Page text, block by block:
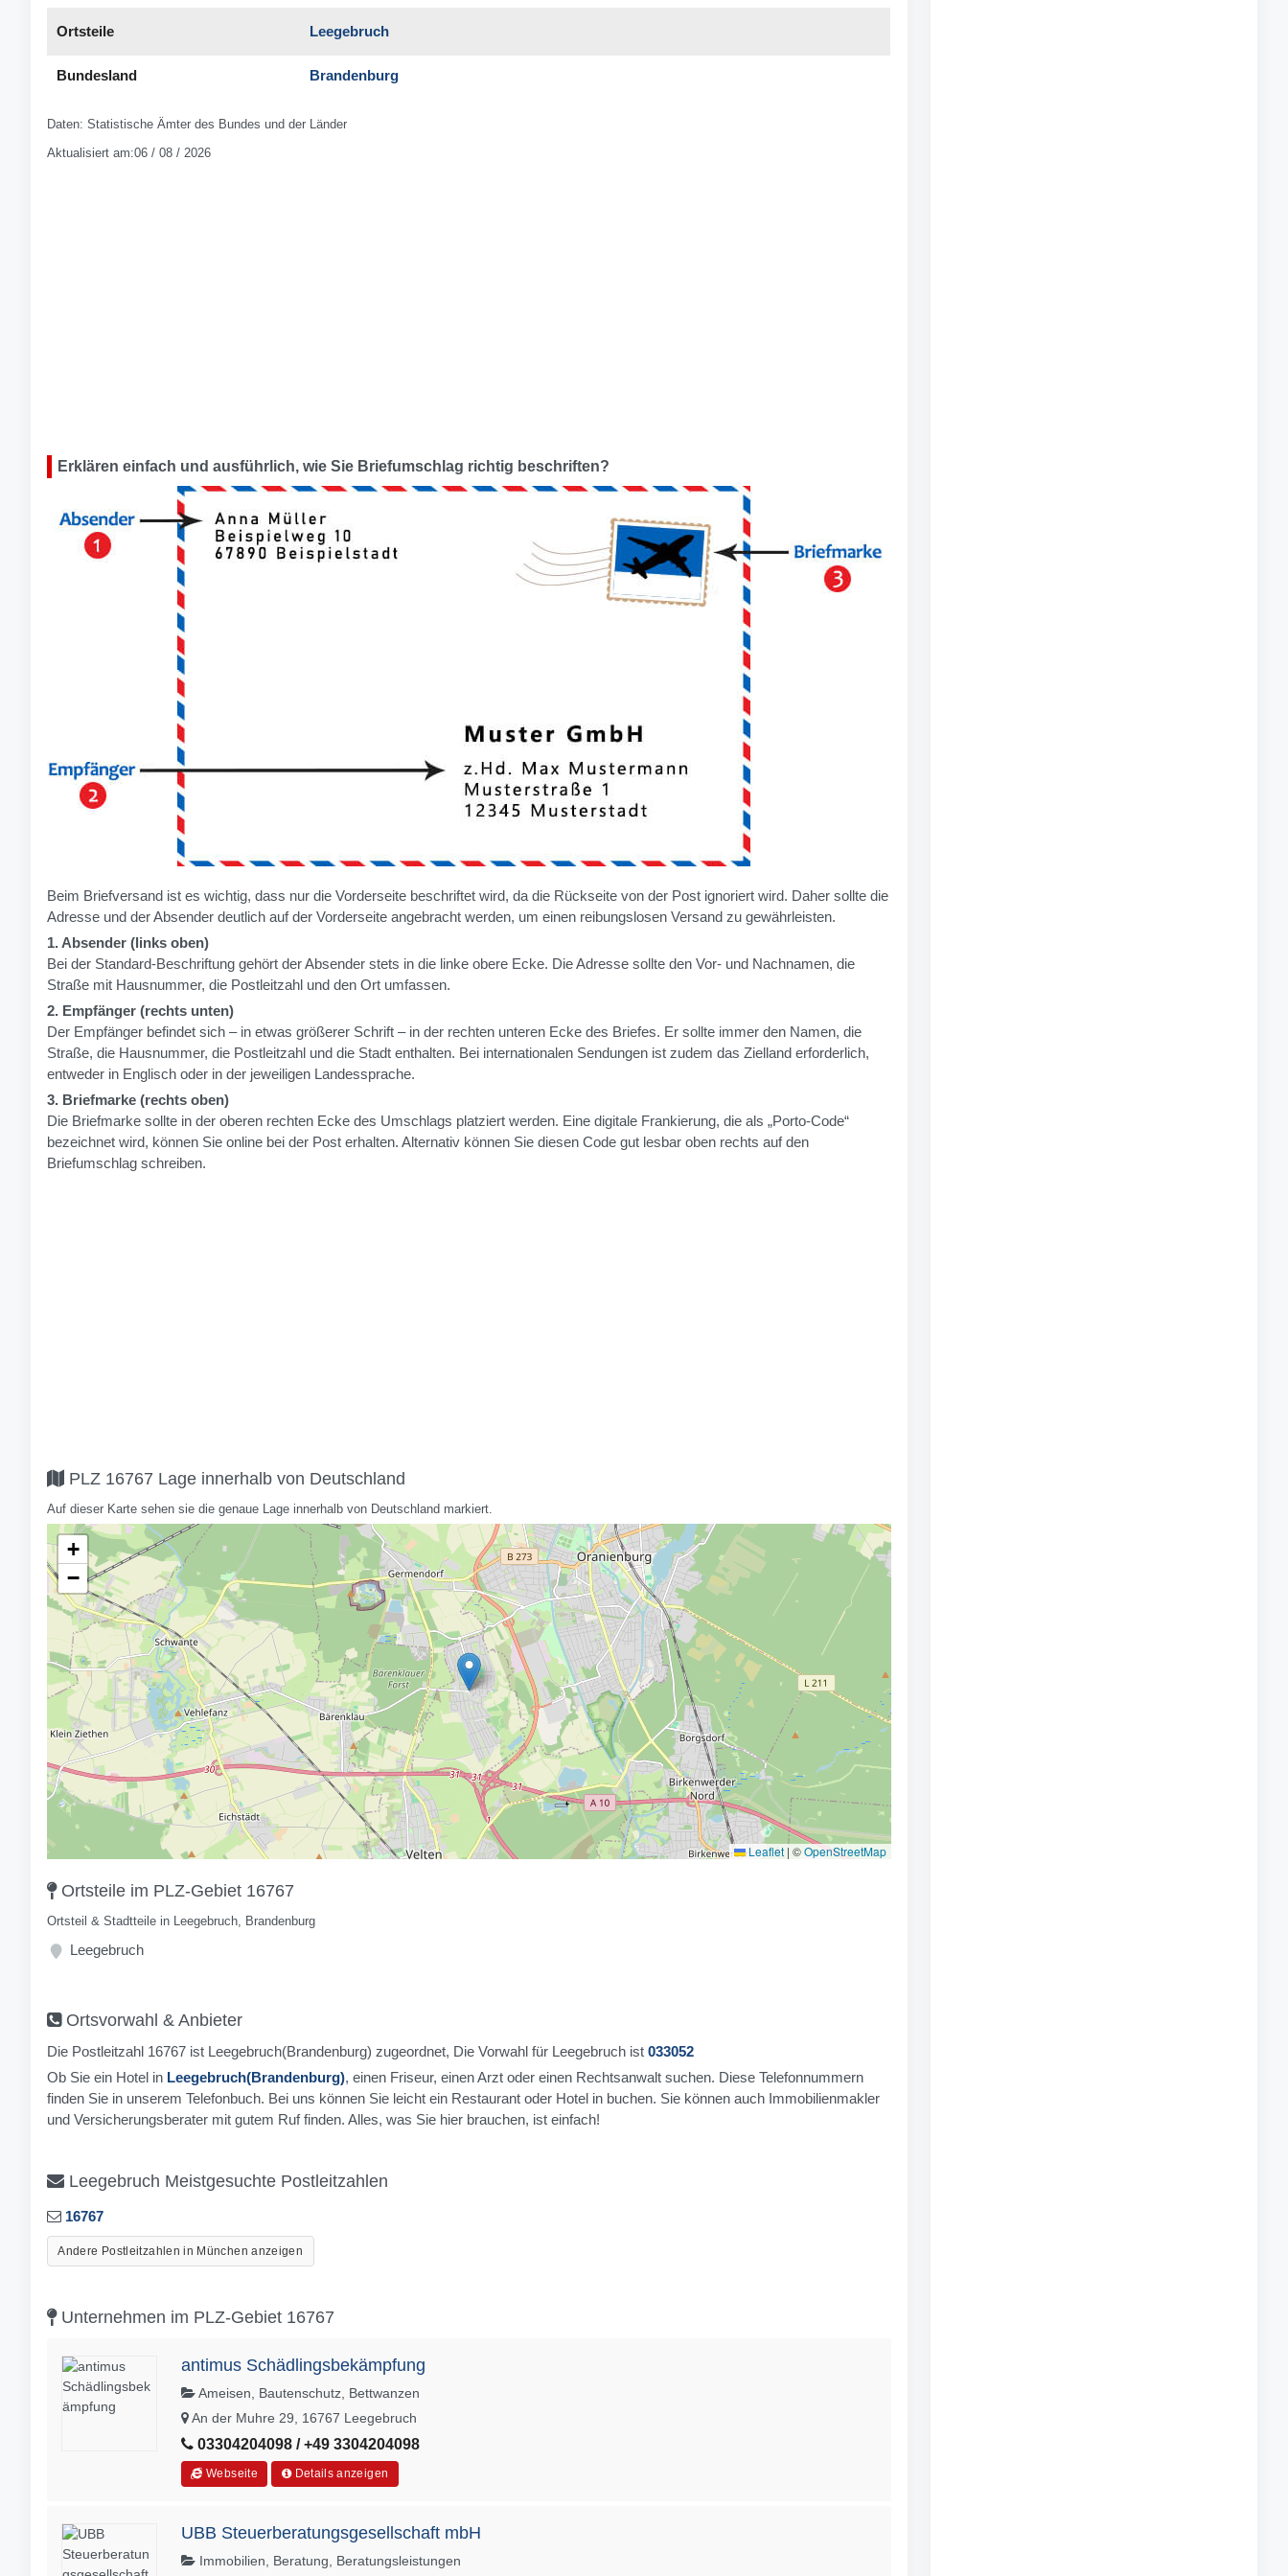
Ortsteile Leegebruch
Bundesland Brandenburg
Daten: Statistische Ämter des Bundes und der Länder
Aktualisiert am:06 / 08 / 2026
Erklären einfach und ausführlich, wie Sie Briefumschlag richtig beschriften?
Beim Briefversand ist es wichtig, dass nur die Vorderseite beschriftet wird, da die Rückseite von der Post ignoriert wird. Daher sollte die
Adresse und der Absender deutlich auf der Vorderseite angebracht werden, um einen reibungslosen Versand zu gewährleisten.
1. Absender (links oben)
Bei der Standard-Beschriftung gehört der Absender stets in die linke obere Ecke. Die Adresse sollte den Vor- und Nachnamen, die
Straße mit Hausnummer, die Postleitzahl und den Ort umfassen.
2. Empfänger (rechts unten)
Der Empfänger befindet sich – in etwas größerer Schrift – in der rechten unteren Ecke des Briefes. Er sollte immer den Namen, die
Straße, die Hausnummer, die Postleitzahl und die Stadt enthalten. Bei internationalen Sendungen ist zudem das Zielland erforderlich,
entweder in Englisch oder in der jeweiligen Landessprache.
3. Briefmarke (rechts oben)
Die Briefmarke sollte in der oberen rechten Ecke des Umschlags platziert werden. Eine digitale Frankierung, die als „Porto-Code“
bezeichnet wird, können Sie online bei der Post erhalten. Alternativ können Sie diesen Code gut lesbar oben rechts auf den
Briefumschlag schreiben.
PLZ 16767 Lage innerhalb von Deutschland
Auf dieser Karte sehen sie die genaue Lage innerhalb von Deutschland markiert.
+
−
Leaflet | ©OpenStreetMap
Ortsteile im PLZ-Gebiet 16767
Ortsteil & Stadtteile in Leegebruch, Brandenburg
Leegebruch
Ortsvorwahl & Anbieter
Die Postleitzahl 16767 ist Leegebruch(Brandenburg) zugeordnet, Die Vorwahl für Leegebruch ist 033052
Ob Sie ein Hotel in Leegebruch(Brandenburg), einen Friseur, einen Arzt oder einen Rechtsanwalt suchen. Diese Telefonnummern
finden Sie in unserem Telefonbuch. Bei uns können Sie leicht ein Restaurant oder Hotel in buchen. Sie können auch Immobilienmakler
und Versicherungsberater mit gutem Ruf finden. Alles, was Sie hier brauchen, ist einfach!
Leegebruch Meistgesuchte Postleitzahlen
16767
Andere Postleitzahlen in München anzeigen
Unternehmen im PLZ-Gebiet 16767
antimus Schädlingsbekämpfung
Ameisen, Bautenschutz, Bettwanzen
An der Muhre 29, 16767 Leegebruch
03304204098 / +49 3304204098
Webseite Details anzeigen
UBB Steuerberatungsgesellschaft mbH
Immobilien, Beratung, Beratungsleistungen